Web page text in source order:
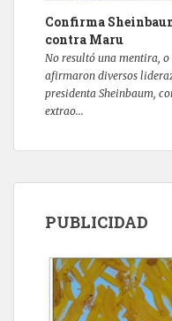
Confirma
contra Maru
No resultó una mentira,
afirmaron diversos
presidenta Sheinbaum,
extrao...
PUBLICIDAD